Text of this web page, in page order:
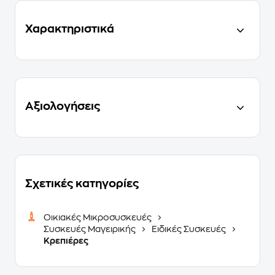
Χαρακτηριστικά
Αξιολογήσεις
Σχετικές κατηγορίες
Οικιακές Μικροσυσκευές
Συσκευές Μαγειρικής
Ειδικές Συσκευές
Κρεπιέρες